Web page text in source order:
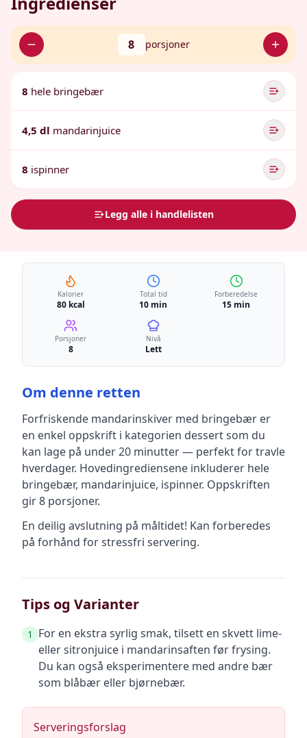
8 porsjoner
8 hele bringebær
4,5 dl mandarinjuice
8 ispinner
Legg alle i handlelisten
Kalorier
80 kcal
Total tid
10 min
Forberedelse
15 min
Porsjoner
8
Nivå
Lett
Om denne retten
Forfriskende mandarinskiver med bringebær er
en enkel oppskrift i kategorien dessertsom du
kan lage på under 20 minutter — perfekt for travle
hverdager. Hovedingrediensene inkluderer hele
bringebær, mandarinjuice, ispinner. Oppskriften
gir8 porsjoner.
En deilig avslutning på måltidet! Kan forberedes
på forhånd for stressfri servering.
Tips og Varianter
1
For en ekstra syrlig smak, tilsett en skvett lime-
eller sitronjuice i mandarinsaften før frysing.
Du kan også eksperimentere med andre bær
som blåbær eller bjørnebær.
Serveringsforslag